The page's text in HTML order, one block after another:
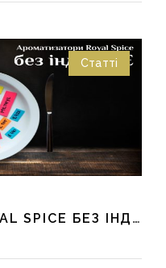
Статті
АРОМАТИЗАТОРИ ROYAL SPICE БЕЗ ІНДЕКСУ Е